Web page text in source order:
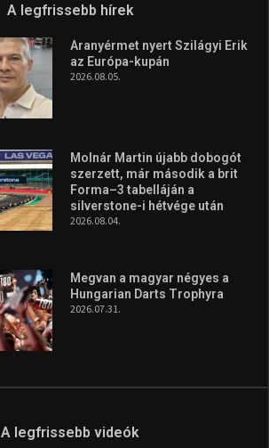
A legfrissebb hírek
Aranyérmet nyert Szilágyi Erik
az Európa-kupán
2026.08.05.
Molnár Martin újabb dobogót
szerzett, már második a brit
Forma–3 tabelláján a
silverstone-i hétvége után
2026.08.04.
Megvan a magyar négyes a
Hungarian Darts Trophyra
2026.07.31.
A legfrissebb videók